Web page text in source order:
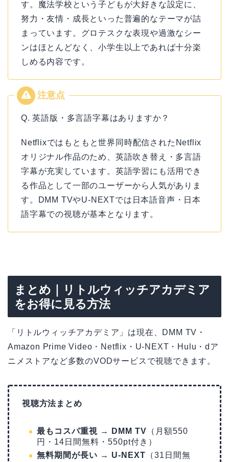
す。魔法学校という子どもが大好きな設定に、
努力・友情・成長といった普遍的なテーマが詰
まっています。グロテスクな表現や過激なシー
ンはほとんどなく、小学生以上であれば十分楽
しめる内容です。
Q. 英語版・多言語字幕はありますか？
Netflixではもともと世界同時配信されたNetflix
オリジナル作品のため、英語吹き替え・多言語
字幕が充実しています。英語学習にも活用でき
る作品として一部のユーザーから人気がありま
す。DMM TVやU-NEXTでは日本語音声・日本
語字幕での視聴が基本となります。
まとめ｜リトルウィッチアカデミア
をお得に見る方法
「リトルウィッチアカデミア」は現在、DMM TV・
Amazon Prime Video・Netflix・U-NEXT・Hulu・dア
ニメストアなど多数のVODサービスで視聴できます。
視聴方法まとめ
最もコスパ重視 → DMM TV （月額550
円・14日間無料・550pt付き）
無料期間が長い → U-NEXT （31日間無